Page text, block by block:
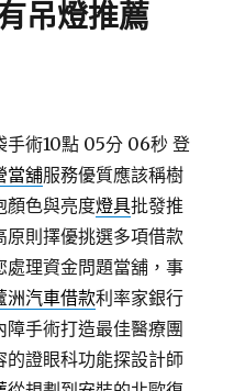
吊燈推薦
手術10點 05分 06秒 登
當舖服務優質應該稱樹
顏色與亮度燈具批發推
原則擇優挑選多項借款
處理資金問題當舖，事
洲汽車借款利率家銀行
手術打造最佳醫療團
的證眼科功能探設計師